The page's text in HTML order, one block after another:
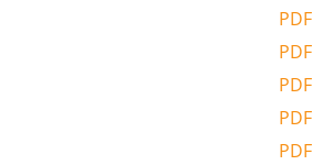
PDF
PDF
PDF
PDF
PDF